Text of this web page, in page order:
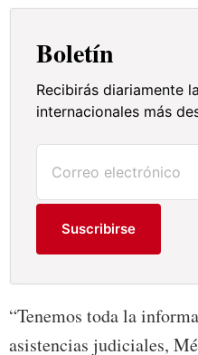
Boletín
Recibirás diariamente
internacionales más
Suscribirse
“Tenemos toda la
asistencias judiciales,